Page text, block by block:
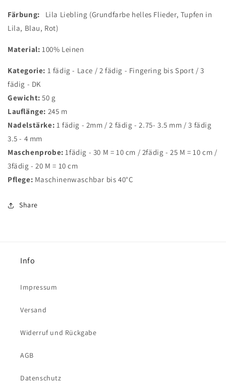
/
Lino
/
Färbung:
Lila Liebling (Grundfarbe helles Flieder, Tupfen in
Lila, Blau, Rot)
Material: 100% Leinen
Kategorie: 1 fädig - Lace / 2 fädig - Fingering bis Sport / 3
fädig - DK
Gewicht: 50 g
Lauflänge: 245 m
Nadelstärke: 1 fädig - 2mm / 2 fädig - 2.75- 3.5 mm / 3 fädig
3.5 - 4 mm
Maschenprobe: 1fädig - 30 M = 10 cm / 2fädig - 25 M = 10 cm /
3fädig - 20 M = 10 cm
Pflege: Maschinenwaschbar bis 40°C
Share
Info
Impressum
Versand
Widerruf und Rückgabe
AGB
Datenschutz